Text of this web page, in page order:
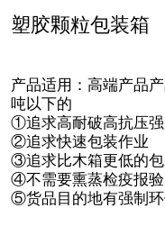
塑胶颗粒包装箱
产品适用：高端产品
吨以下的
①追求高耐破高抗压
②追求快速包装作业
③追求比木箱更低的
④不需要熏蒸检疫报验
⑤货品目的地有强制